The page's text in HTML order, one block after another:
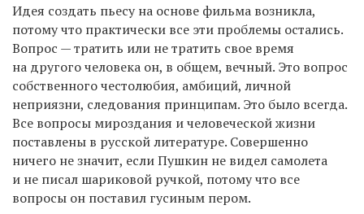
Идея создать пьесу на основе фильма возникла,
потому что практически все эти проблемы остались.
Вопрос — тратить или не тратить свое время
на другого человека он, в общем, вечный. Это вопрос
собственного честолюбия, амбиций, личной
неприязни, следования принципам. Это было всегда.
Все вопросы мироздания и человеческой жизни
поставлены в русской литературе. Совершенно
ничего не значит, если Пушкин не видел самолета
и не писал шариковой ручкой, потому что все
вопросы он поставил гусиным пером.